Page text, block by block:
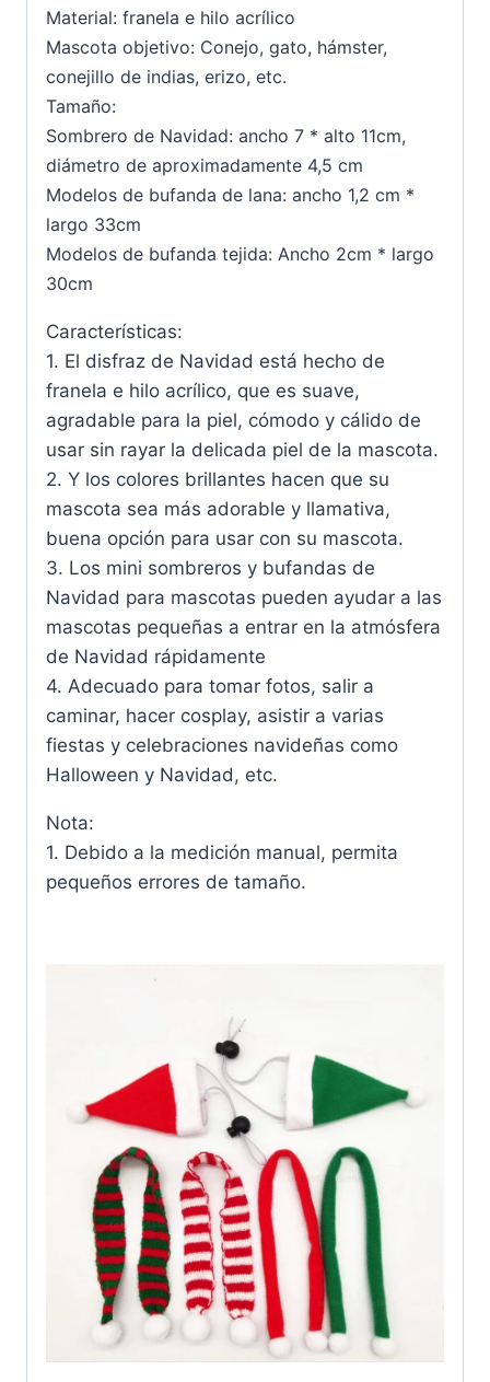
Material: franela e hilo acrílico
Mascota objetivo: Conejo, gato, hámster,
conejillo de indias, erizo, etc.
Tamaño:
Sombrero de Navidad: ancho 7 * alto 11cm,
diámetro de aproximadamente 4,5 cm
Modelos de bufanda de lana: ancho 1,2 cm *
largo 33cm
Modelos de bufanda tejida: Ancho 2cm * largo
30cm
Características:
1. El disfraz de Navidad está hecho de
franela e hilo acrílico, que es suave,
agradable para la piel, cómodo y cálido de
usar sin rayar la delicada piel de la mascota.
2. Y los colores brillantes hacen que su
mascota sea más adorable y llamativa,
buena opción para usar con su mascota.
3. Los mini sombreros y bufandas de
Navidad para mascotas pueden ayudar a las
mascotas pequeñas a entrar en la atmósfera
de Navidad rápidamente
4. Adecuado para tomar fotos, salir a
caminar, hacer cosplay, asistir a varias
fiestas y celebraciones navideñas como
Halloween y Navidad, etc.
Nota:
1. Debido a la medición manual, permita
pequeños errores de tamaño.